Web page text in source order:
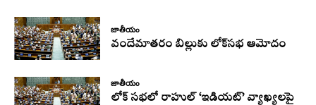
జాతీయం
వందేమాతరం బిల్లుకు లోక్‌సభ ఆమోదం
జాతీయం
లోక్ సభలో రాహుల్ ‘ఇడియట్’ వ్యాఖ్యలపై